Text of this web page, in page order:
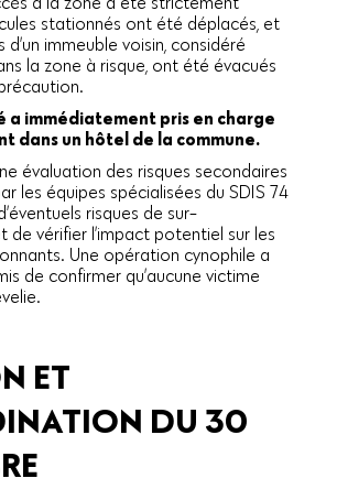
stationnés ont été déplacés, et
immeuble voisin, considéré
la zone à risque, ont été évacués
a immédiatement pris en charge
dans un hôtel de la commune.
évaluation des risques secondaires
les équipes spécialisées du SDIS 74
risques de sur-
de vérifier l’impact potentiel sur les
Une opération cynophile a
de confirmer qu’aucune victime
ET
DU 30